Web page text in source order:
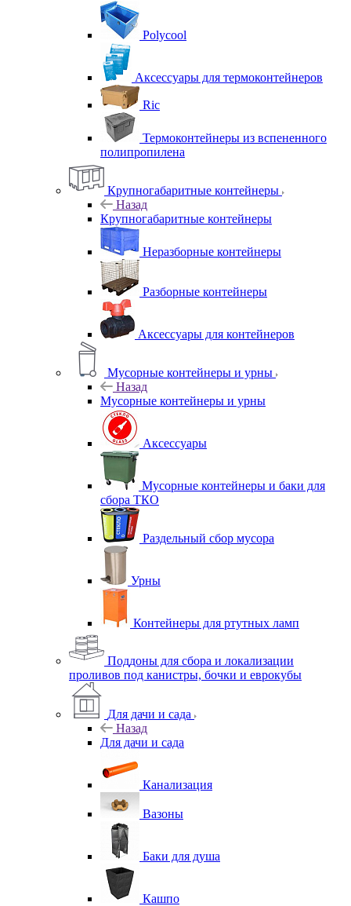
Polycool
Аксессуары для термоконтейнеров
Ric
Термоконтейнеры из вспененного
полипропилена
Крупногабаритные контейнеры
Назад
Крупногабаритные контейнеры
Неразборные контейнеры
Разборные контейнеры
Аксессуары для контейнеров
Мусорные контейнеры и урны
Назад
Мусорные контейнеры и урны
Аксессуары
Мусорные контейнеры и баки для
сбора ТКО
Раздельный сбор мусора
Урны
Контейнеры для ртутных ламп
Поддоны для сбора и локализации
проливов под канистры, бочки и еврокубы
Для дачи и сада
Назад
Для дачи и сада
Канализация
Вазоны
Баки для душа
Кашпо